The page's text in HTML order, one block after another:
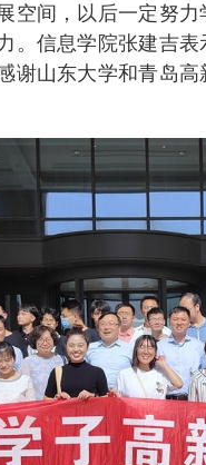
空间，以后一定努力
。信息学院张建吉
谢山东大学和青岛